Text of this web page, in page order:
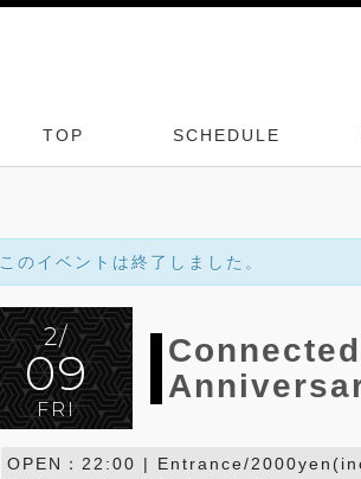
TOP SCHEDULE
このイベントは終了しました。
2/
09
FRI
OPEN：22:00 | Entrance/